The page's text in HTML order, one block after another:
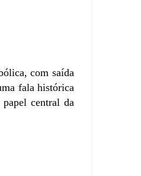
com saída
fala histórica
central da